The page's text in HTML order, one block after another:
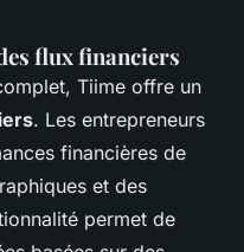
flux financiers
Tiime offre un
. Les entrepreneurs
financières de
et des
permet de